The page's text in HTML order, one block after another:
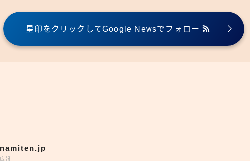
星印をクリックしてGoogle Newsでフォロー
namiten.jp
広報